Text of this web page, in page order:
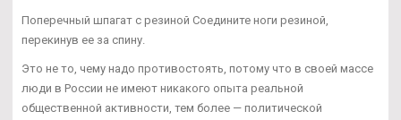
Поперечный шпагат с резиной Соедините ноги резиной,
перекинув ее за спину.
Это не то, чему надо противостоять, потому что в своей массе
люди в России не имеют никакого опыта реальной
общественной активности, тем более — политической